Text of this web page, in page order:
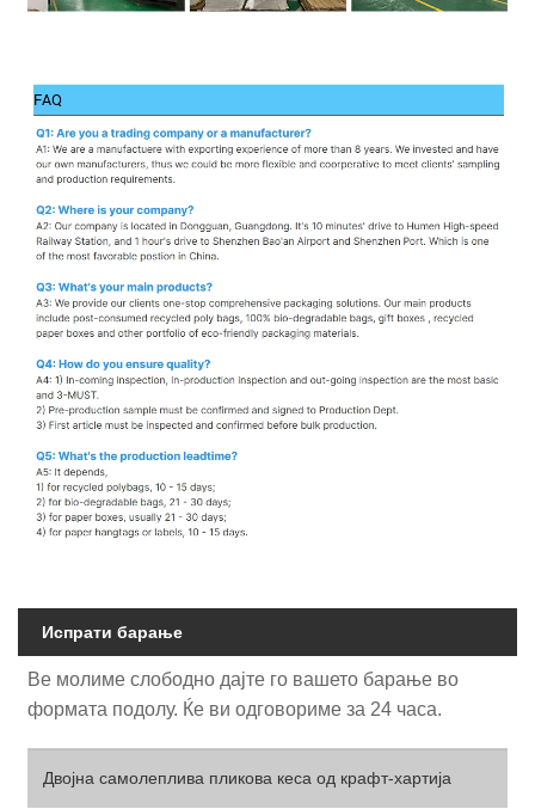
Испрати барање
Ве молиме слободно дајте го вашето барање во
формата подолу. Ќе ви одговориме за 24 часа.